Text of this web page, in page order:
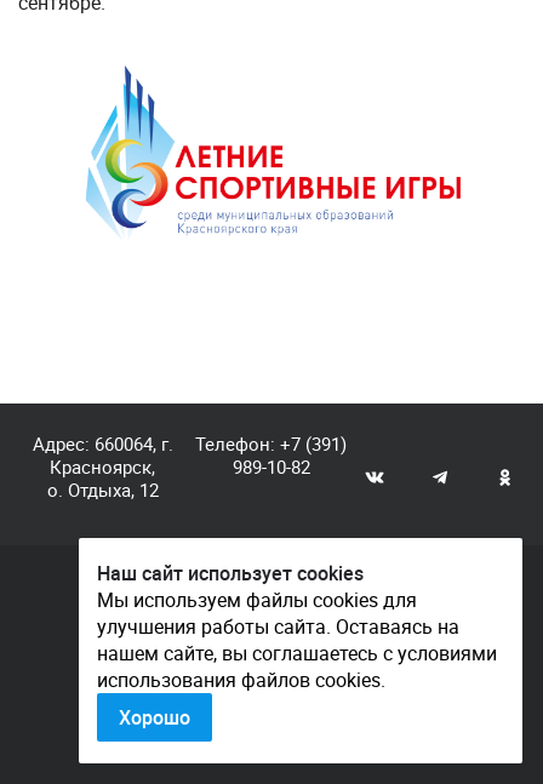
Адрес: 660064, г.
Красноярск,
о. Отдыха, 12
Телефон:+7 (391)
989-10-82
© КГАУ «Центр спортивной подготовки», 2026
Документы
Политика конфиденциальности
Контакты
Наш сайт использует cookies
Мы используем файлы cookies для
улучшения работы сайта. Оставаясь на
нашем сайте, вы соглашаетесь с условиями
использования файлов cookies.
Хорошо